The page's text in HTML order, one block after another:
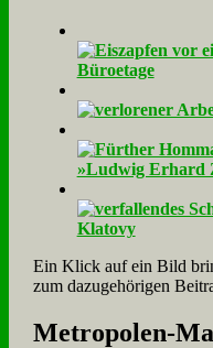
Ein Klick auf ein Bild
zum dazugehörigen
Me­tro­po­len-